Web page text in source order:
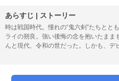
あらすじ | ストーリー
時は戦国時代。憧れの“鬼六剣”たちとと
ライの朔良。強い後悔の念を抱いたまま
んと現代、令和の世だった。しかも、
「SSS7」のメンバーになっていて!? 煌